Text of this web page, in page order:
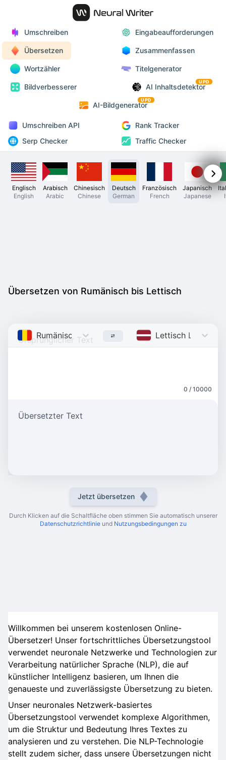
Umschreiben Eingabeaufforderungen
Übersetzen Zusammenfassen
Wortzähler Titelgenerator
Bildverbesserer AI Inhaltsdetektor
UPD
AI-Bildgenerator
UPD
Umschreiben API
Rank Tracker
Serp Checker
Traffic Checker
Englisch
English
Arabisch
Arabic
Chinesisch
Chinese
Deutsch
German
Französisch
French
Japanisch
Japanese
Übersetzen von Rumänisch bis Lettisch
Rumänisch Romanian Lettisch Latvian
0 / 10000
Übersetzter Text
Jetzt übersetzen
Durch Klicken auf die Schaltfläche oben stimmen Sie automatisch unserer
Datenschutzrichtlinie und Nutzungsbedingungen zu
Willkommen bei unserem kostenlosen Online-
Übersetzer! Unser fortschrittliches Übersetzungstool
verwendet neuronale Netzwerke und Technologien zur
Verarbeitung natürlicher Sprache (NLP), die auf
künstlicher Intelligenz basieren, um Ihnen die
genaueste und zuverlässigste Übersetzung zu bieten.
Unser neuronales Netzwerk-basiertes
Übersetzungstool verwendet komplexe Algorithmen,
um die Struktur und Bedeutung Ihres Textes zu
analysieren und zu verstehen. Die NLP-Technologie
stellt zudem sicher, dass unsere Übersetzungen nicht